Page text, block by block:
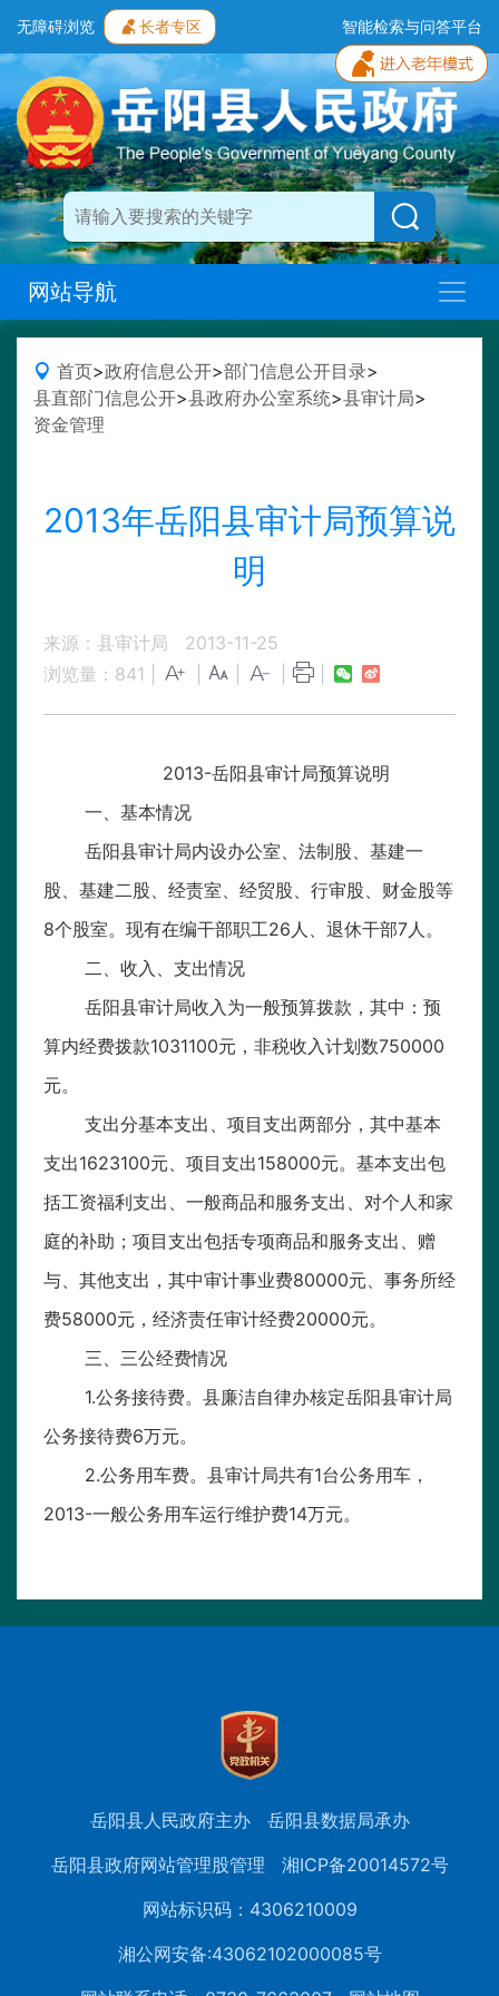
无障碍浏览 长者专区 智能检索与问答平台
网站导航
首页>政府信息公开>部门信息公开目录>
县直部门信息公开>县政府办公室系统>县审计局>
资金管理
2013年岳阳县审计局预算说
明
来源：县审计局
2013-11-25
浏览量： 841
2013-岳阳县审计局预算说明
一、基本情况
岳阳县审计局内设办公室、法制股、基建一
股、基建二股、经责室、经贸股、行审股、财金股等
8个股室。现有在编干部职工26人、退休干部7人。
二、收入、支出情况
岳阳县审计局收入为一般预算拨款，其中：预
算内经费拨款1031100元，非税收入计划数750000
元。
支出分基本支出、项目支出两部分，其中基本
支出1623100元、项目支出158000元。基本支出包
括工资福利支出、一般商品和服务支出、对个人和家
庭的补助；项目支出包括专项商品和服务支出、赠
与、其他支出，其中审计事业费80000元、事务所经
费58000元，经济责任审计经费20000元。
三、三公经费情况
1.公务接待费。县廉洁自律办核定岳阳县审计局
公务接待费6万元。
2.公务用车费。县审计局共有1台公务用车，
2013-一般公务用车运行维护费14万元。
岳阳县人民政府主办
岳阳县数据局承办
岳阳县政府网站管理股管理
湘ICP备20014572号
网站标识码：4306210009
湘公网安备:43062102000085号